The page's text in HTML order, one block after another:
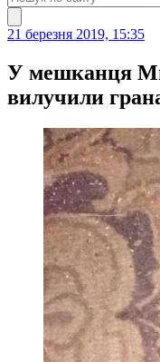
21 березня 2019, 15:35
У мешканця
вилучили